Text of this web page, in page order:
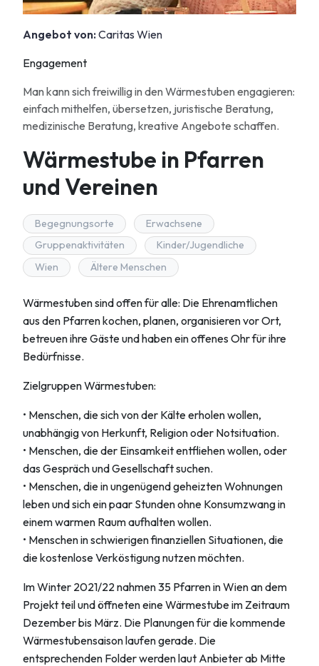
Angebot von: Caritas Wien
Engagement
Man kann sich freiwillig in den Wärmestuben engagieren:
einfach mithelfen, übersetzen, juristische Beratung,
medizinische Beratung, kreative Angebote schaffen.
Wärmestube in Pfarren
und Vereinen
Begegnungsorte
Erwachsene
Gruppenaktivitäten
Kinder/Jugendliche
Wien
Ältere Menschen
Wärmestuben sind offen für alle: Die Ehrenamtlichen
aus den Pfarren kochen, planen, organisieren vor Ort,
betreuen ihre Gäste und haben ein offenes Ohr für ihre
Bedürfnisse.
Zielgruppen Wärmestuben:
• Menschen, die sich von der Kälte erholen wollen,
unabhängig von Herkunft, Religion oder Notsituation.
• Menschen, die der Einsamkeit entfliehen wollen, oder
das Gespräch und Gesellschaft suchen.
• Menschen, die in ungenügend geheizten Wohnungen
leben und sich ein paar Stunden ohne Konsumzwang in
einem warmen Raum aufhalten wollen.
• Menschen in schwierigen finanziellen Situationen, die
die kostenlose Verköstigung nutzen möchten.
Im Winter 2021/22 nahmen 35 Pfarren in Wien an dem
Projekt teil und öffneten eine Wärmestube im Zeitraum
Dezember bis März. Die Planungen für die kommende
Wärmestubensaison laufen gerade. Die
entsprechenden Folder werden laut Anbieter ab Mitte